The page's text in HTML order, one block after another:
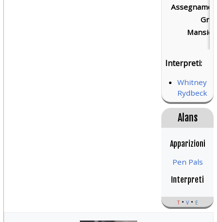
Interpreti:
Whitney
Rydbeck
Alans
Apparizioni
Pen Pals
Interpreti
t v e